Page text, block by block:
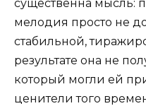
существенна мысль:
мелодия просто не
стабильной,
результате она не
который могли ей
ценители того